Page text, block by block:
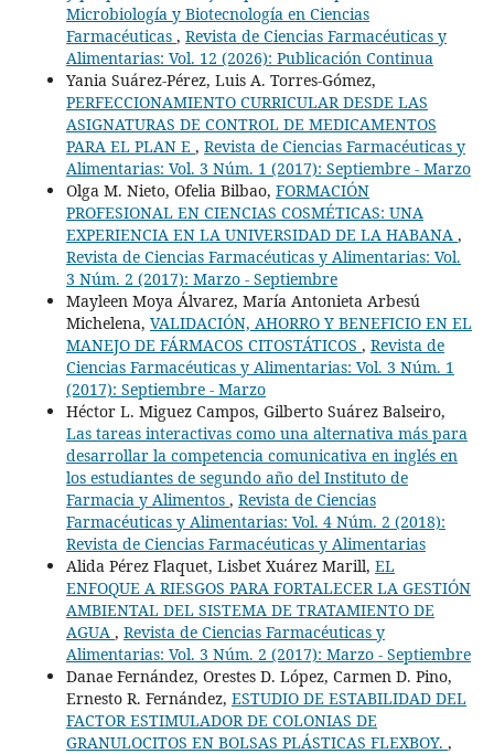
Microbiología y Biotecnología en Ciencias
Farmacéuticas , Revista de Ciencias Farmacéuticas y
Alimentarias: Vol. 12 (2026): Publicación Continua
Yania Suárez-Pérez, Luis A. Torres-Gómez,
PERFECCIONAMIENTO CURRICULAR DESDE LAS
ASIGNATURAS DE CONTROL DE MEDICAMENTOS
PARA EL PLAN E , Revista de Ciencias Farmacéuticas y
Alimentarias: Vol. 3 Núm. 1 (2017): Septiembre - Marzo
Olga M. Nieto, Ofelia Bilbao, FORMACIÓN
PROFESIONAL EN CIENCIAS COSMÉTICAS: UNA
EXPERIENCIA EN LA UNIVERSIDAD DE LA HABANA ,
Revista de Ciencias Farmacéuticas y Alimentarias: Vol.
3 Núm. 2 (2017): Marzo - Septiembre
Mayleen Moya Álvarez, María Antonieta Arbesú
Michelena, VALIDACIÓN, AHORRO Y BENEFICIO EN EL
MANEJO DE FÁRMACOS CITOSTÁTICOS , Revista de
Ciencias Farmacéuticas y Alimentarias: Vol. 3 Núm. 1
(2017): Septiembre - Marzo
Héctor L. Miguez Campos, Gilberto Suárez Balseiro,
Las tareas interactivas como una alternativa más para
desarrollar la competencia comunicativa en inglés en
los estudiantes de segundo año del Instituto de
Farmacia y Alimentos , Revista de Ciencias
Farmacéuticas y Alimentarias: Vol. 4 Núm. 2 (2018):
Revista de Ciencias Farmacéuticas y Alimentarias
Alida Pérez Flaquet, Lisbet Xuárez Marill, EL
ENFOQUE A RIESGOS PARA FORTALECER LA GESTIÓN
AMBIENTAL DEL SISTEMA DE TRATAMIENTO DE
AGUA , Revista de Ciencias Farmacéuticas y
Alimentarias: Vol. 3 Núm. 2 (2017): Marzo - Septiembre
Danae Fernández, Orestes D. López, Carmen D. Pino,
Ernesto R. Fernández, ESTUDIO DE ESTABILIDAD DEL
FACTOR ESTIMULADOR DE COLONIAS DE
GRANULOCITOS EN BOLSAS PLÁSTICAS FLEXBOY. ,